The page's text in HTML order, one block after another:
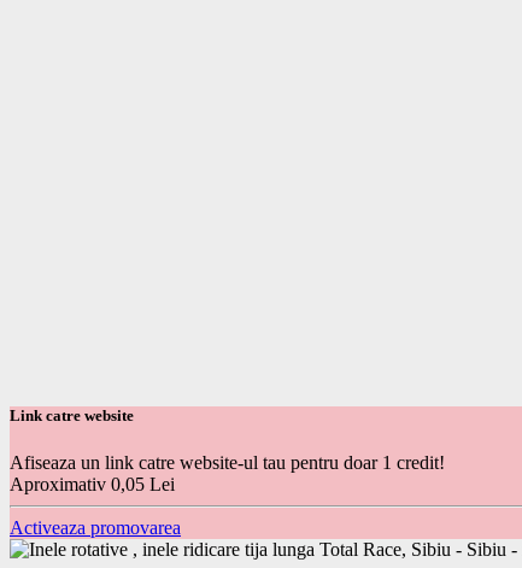
Link catre website
Afiseaza un link catre website-ul tau pentru doar 1 credit!
Aproximativ 0,05 Lei
Activeaza promovarea